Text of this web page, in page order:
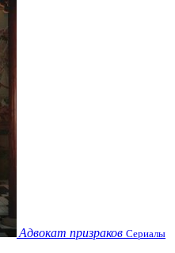
Адвокат призраков Сериалы